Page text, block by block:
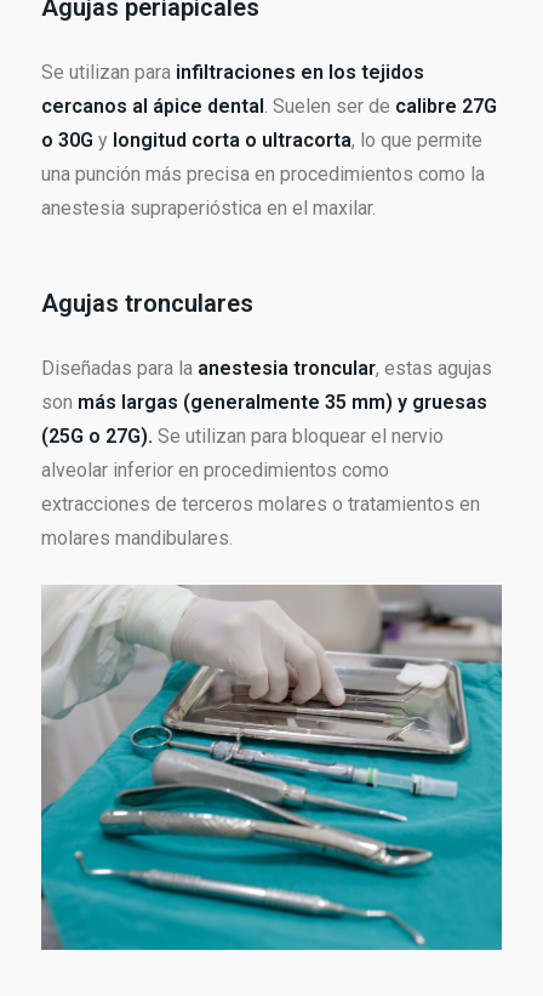
Agujas periapicales
Se utilizan para infiltraciones en los tejidos
cercanos al ápice dental . Suelen ser de calibre 27G
o 30G y longitud corta o ultracorta, lo que permite
una punción más precisa en procedimientos como la
anestesia supraperióstica en el maxilar.
Agujas tronculares
Diseñadas para la anestesia troncular, estas agujas
son más largas (generalmente 35 mm) y gruesas
(25G o 27G). Se utilizan para bloquear el nervio
alveolar inferior en procedimientos como
extracciones de terceros molares o tratamientos en
molares mandibulares.